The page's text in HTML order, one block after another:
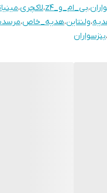
،بی_ام_و_z4 ،لاکچری،
،ولنتاین،هدیه_خاص،
،بنزسواران